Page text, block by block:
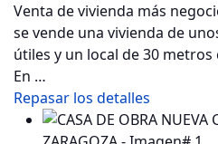
Venta de vivienda más
se vende una vivienda de
útiles y un local de 30 metros
En …
Repasar los detalles